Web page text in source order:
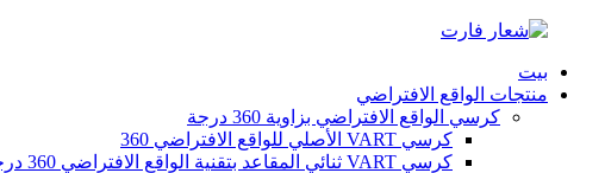
بيت
منتجات الواقع الافتراضي
كرسي الواقع الافتراضي بزاوية 360 درجة
كرسي VART الأصلي للواقع الافتراضي 360
كرسي VART ثنائي المقاعد بتقنية الواقع الافتراضي 360 درجة